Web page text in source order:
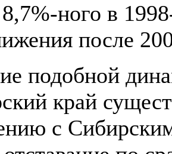
ного в
после
подобной
край
с